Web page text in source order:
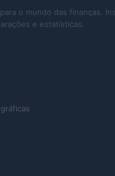
o mundo das finanças.
e estatísticas.